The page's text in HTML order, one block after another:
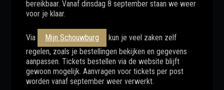
bereikbaar. Vanaf dinsdag 8 september staan we weer
voor je klaar.
Via Mijn Schouwburg
kun je veel zaken zelf
regelen, zoals je bestellingen bekijken en gegevens
aanpassen. Tickets bestellen via de website blijft
gewoon mogelijk. Aanvragen voor tickets per post
worden vanaf september weer verwerkt.
VR
14 MEI
MARTIJN KONING